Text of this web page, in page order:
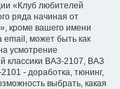
«Клуб любителей
ряда начиная от
кроме вашего имени
email, может быть как
усмотрение
классики ВАЗ-2107, ВАЗ
- доработка, тюнинг,
выбрать, какая